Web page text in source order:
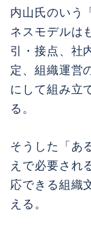
内山氏のいう
ネスモデルは
引・接点、社
定、組織運営
にして組み立
る。
そうした「あ
えで必要され
応できる組織
える。